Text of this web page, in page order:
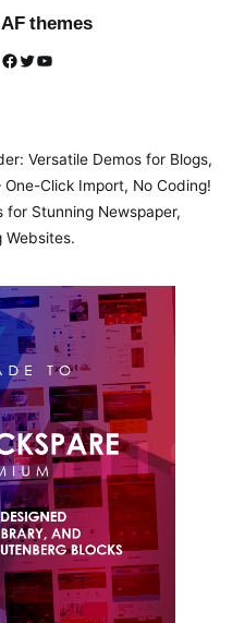
AF themes
Facebook Twitter YouTube
Versatile Demos for Blogs,
Click Import, No Coding!
Stunning Newspaper,
Websites.